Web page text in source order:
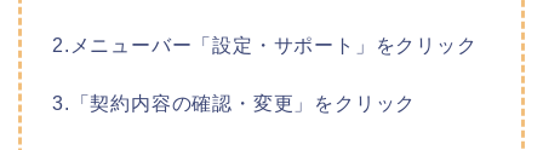
2.メニューバー「設定・サポート」をクリック
3.「契約内容の確認・変更」をクリック